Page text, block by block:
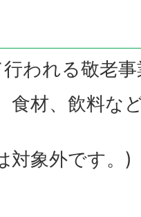
われる敬老
食材、飲料な
対象外です。)